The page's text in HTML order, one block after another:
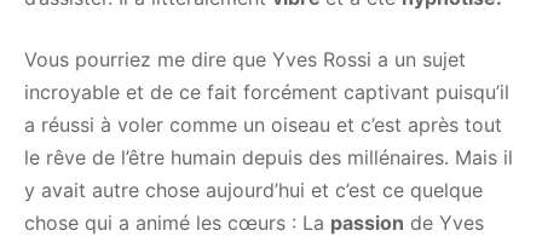
Vous pourriez me dire que Yves Rossi a un sujet
incroyable et de ce fait forcément captivant puisqu’il
a réussi à voler comme un oiseau et c’est après tout
le rêve de l’être humain depuis des millénaires. Mais il
y avait autre chose aujourd’hui et c’est ce quelque
chose qui a animé les cœurs : La passion de Yves